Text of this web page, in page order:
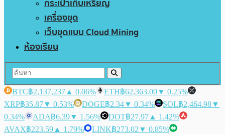
กระเป๋าเก็บเหรียญ
เครื่องขุด
เว็บขุดแบบ Cloud Mining
ห้องเรียน
BTC฿2,137,237 ▲ 0.06% ETH฿62,363.00▼ 0.25%
XRP฿35.87▼ 0.53% DOGE฿2.34▼ 0.34% SOL฿2,464.98▼
0.34%
ADA฿6.39▼ 1.56% DOT฿27.97 ▲ 1.42%
AVAX฿223.59 ▲ 1.79% LINK฿273.02 ▼ 0.85%